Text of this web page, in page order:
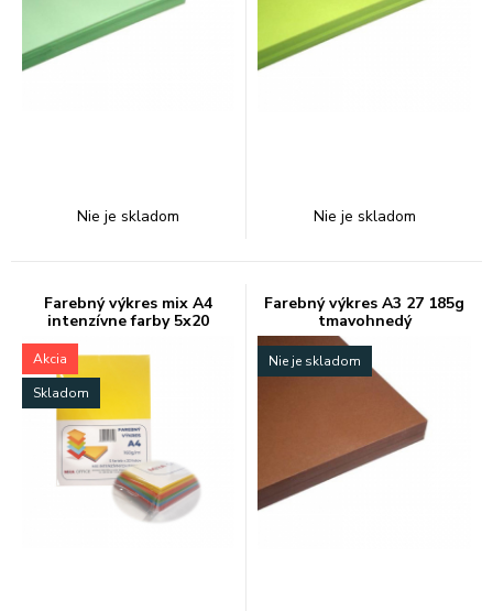
Nie je skladom Nie je skladom
Farebný výkres mix A4
intenzívne farby 5x20
Akcia
Skladom
Farebný výkres A3 27 185g
tmavohnedý
Nie je skladom